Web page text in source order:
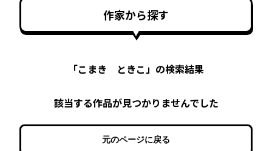
作家から探す
「こまき ときこ」の検索結果
該当する作品が見つかりませんでした
元のページに戻る